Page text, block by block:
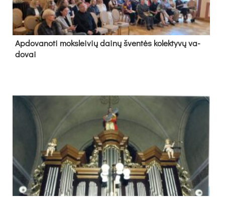
Ap­do­va­no­ti moks­lei­vių dai­nų šven­tės ko­lek­ty­vų va­
do­vai